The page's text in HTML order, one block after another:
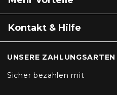
Kontakt & Hilfe
UNSERE ZAHLUNGSARTEN
Sicher bezahlen mit